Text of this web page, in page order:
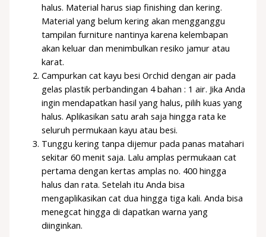
halus. Material harus siap finishing dan kering.
Material yang belum kering akan mengganggu
tampilan furniture nantinya karena kelembapan
akan keluar dan menimbulkan resiko jamur atau
karat.
Campurkan cat kayu besi Orchid dengan air pada
gelas plastik perbandingan 4 bahan : 1 air. Jika Anda
ingin mendapatkan hasil yang halus, pilih kuas yang
halus. Aplikasikan satu arah saja hingga rata ke
seluruh permukaan kayu atau besi.
Tunggu kering tanpa dijemur pada panas matahari
sekitar 60 menit saja. Lalu amplas permukaan cat
pertama dengan kertas amplas no. 400 hingga
halus dan rata. Setelah itu Anda bisa
mengaplikasikan cat dua hingga tiga kali. Anda bisa
menegcat hingga di dapatkan warna yang
diinginkan.